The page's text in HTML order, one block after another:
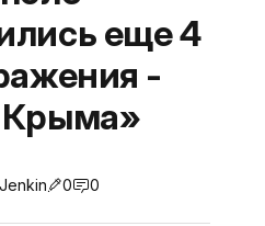
еще 4
-
Крыма»
Jenkin 0 0